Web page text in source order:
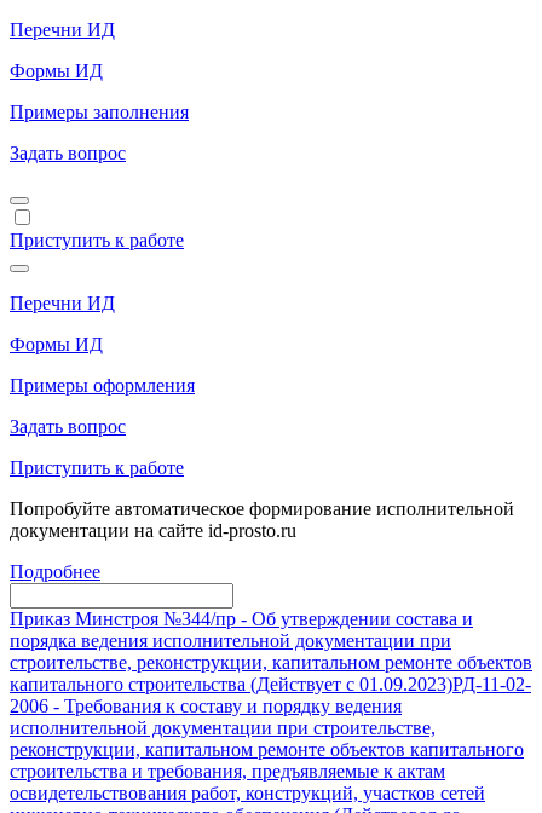
Перечни ИД
Формы ИД
Примеры заполнения
Задать вопрос
Приступить к работе
Перечни ИД
Формы ИД
Примеры оформления
Задать вопрос
Приступить к работе
Попробуйте автоматическое формирование исполнительной
документации на сайте id-prosto.ru
Подробнее
Приказ Минстроя №344/пр - Об утверждении состава и
порядка ведения исполнительной документации при
строительстве, реконструкции, капитальном ремонте объектов
капитального строительства (Действует с 01.09.2023)РД-11-02-
2006 - Требования к составу и порядку ведения
исполнительной документации при строительстве,
реконструкции, капитальном ремонте объектов капитального
строительства и требования, предъявляемые к актам
освидетельствования работ, конструкций, участков сетей